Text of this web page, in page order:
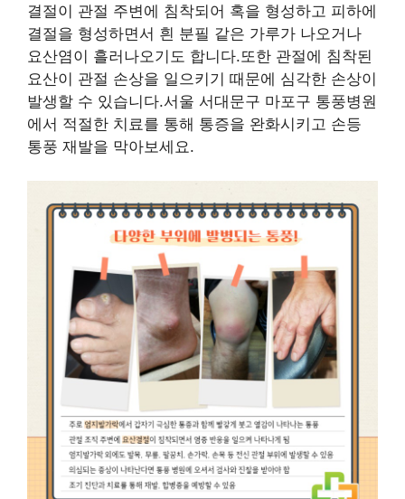
결절이 관절 주변에 침착되어 혹을 형성하고 피하에
결절을 형성하면서 흰 분필 같은 가루가 나오거나
요산염이 흘러나오기도 합니다.또한 관절에 침착된
요산이 관절 손상을 일으키기 때문에 심각한 손상이
발생할 수 있습니다.서울 서대문구 마포구 통풍병원
에서 적절한 치료를 통해 통증을 완화시키고 손등
통풍 재발을 막아보세요.